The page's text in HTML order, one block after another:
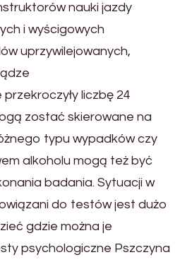
nauki jazdy
i wyścigowych
uprzywilejowanych,
liczbę 24
zostać skierowane na
typu wypadków czy
alkoholu mogą też być
badania. Sytuacji w
do testów jest dużo
gdzie można je
psychologiczne Pszczyna